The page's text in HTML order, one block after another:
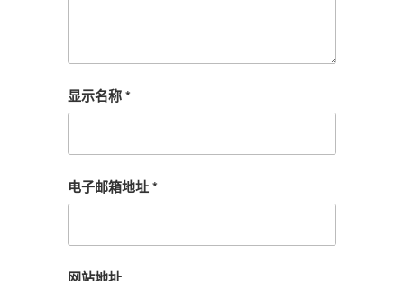
显示名称*
电子邮箱地址*